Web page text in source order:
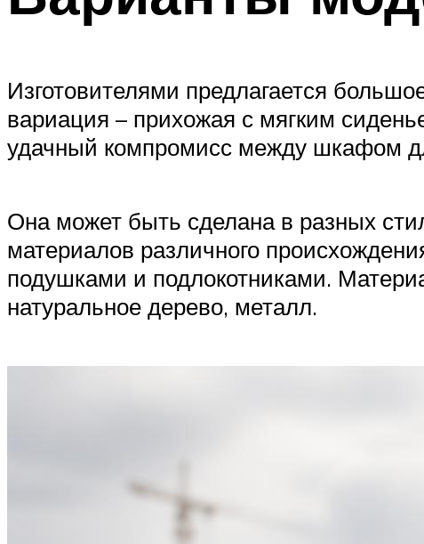
Изготовителями предлагается
вариация – прихожая с мягким
удачный компромисс между шкафом
Она может быть сделана в разных
материалов различного
подушками и подлокотниками.
натуральное дерево, металл.